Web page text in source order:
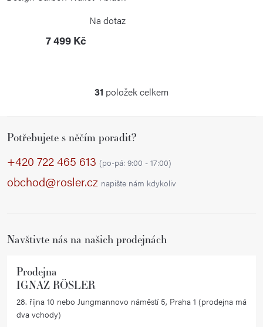
Na dotaz
7 499 Kč
O
á
d
c
r
31 položek celkem
Potřebujete s něčím poradit?
+420 722 465 613 (po-pá: 9:00 - 17:00)
obchod@rosler.cz napište nám kdykoliv
Navštivte nás na našich prodejnách
Prodejna
IGNAZ RÖSLER
28. října 10 nebo Jungmannovo náměstí 5, Praha 1 (prodejna má
dva vchody)